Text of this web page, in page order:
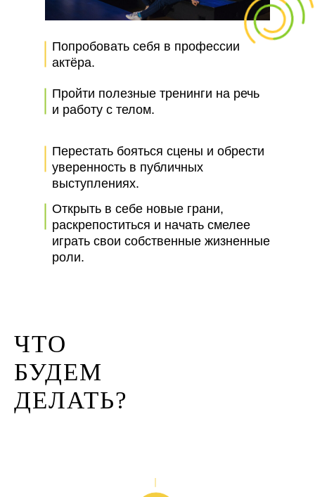
Попробовать себя в профессии
актёра.
Пройти полезные тренинги на речь
и работу с телом.
Перестать бояться сцены и обрести
уверенность в публичных
выступлениях.
Открыть в себе новые грани,
раскрепоститься и начать смелее
играть свои собственные жизненные
роли.
ЧТО
БУДЕМ
ДЕЛАТЬ?